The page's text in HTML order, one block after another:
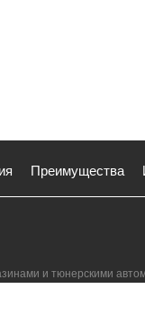
Преимущества
и тюнерскими